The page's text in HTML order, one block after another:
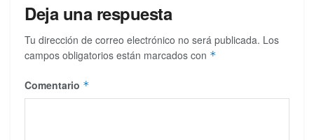
Deja una respuesta
Tu dirección de correo electrónico no será publicada. Los
campos obligatorios están marcados con *
Comentario *